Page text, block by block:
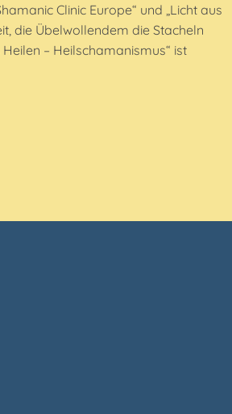
Clinic Europe“ und „Licht aus
die Übelwollendem die Stacheln
– Heilschamanismus“ ist